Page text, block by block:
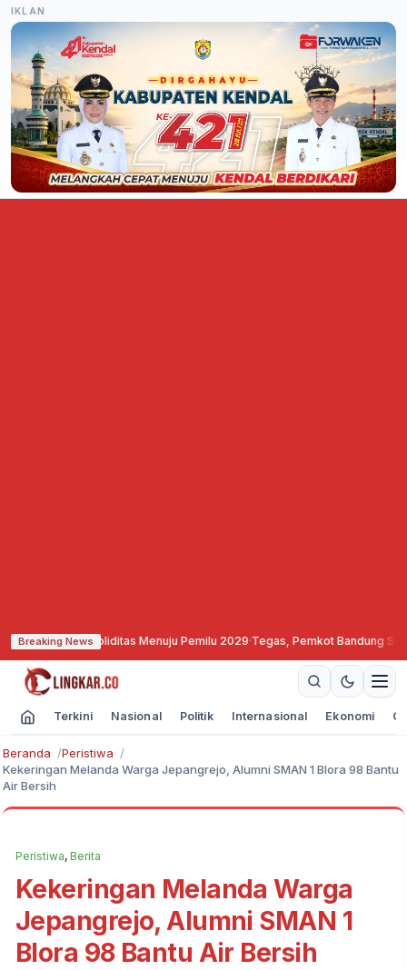
IKLAN
Breaking News
Soliditas Menuju Pemilu 2029·Tegas, Pemkot Bandung Segel dan
Terkini Nasional Politik Internasional Ekonomi
Beranda
Peristiwa
Kekeringan Melanda Warga Jepangrejo, Alumni SMAN 1 Blora 98 Bantu
Air Bersih
Peristiwa, Berita
Kekeringan Melanda Warga
Jepangrejo, Alumni SMAN 1
Blora 98 Bantu Air Bersih